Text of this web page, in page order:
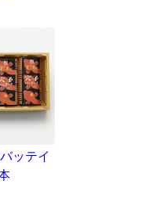
ッテイ